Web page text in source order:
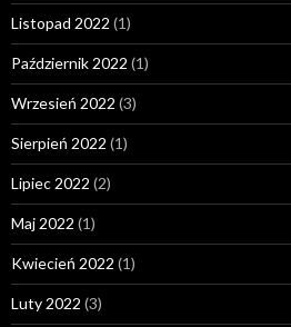
Listopad 2022 (1)
Październik 2022 (1)
Wrzesień 2022 (3)
Sierpień 2022 (1)
Lipiec 2022 (2)
Maj 2022 (1)
Kwiecień 2022 (1)
Luty 2022 (3)